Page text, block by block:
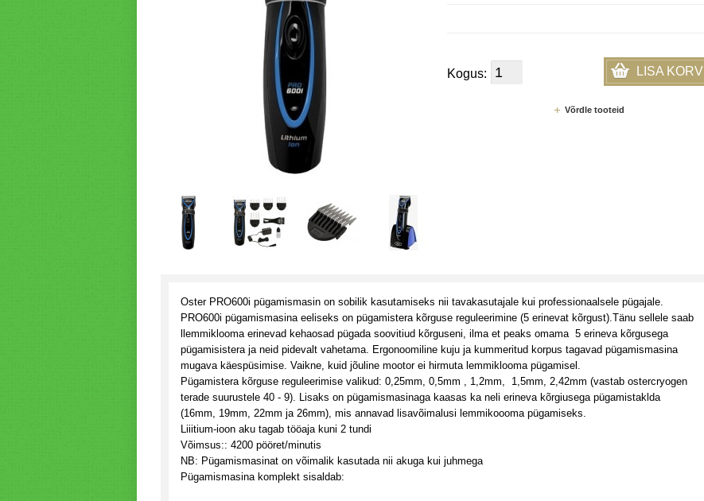
Kogus: LISA KORVI
Võrdle tooteid
Oster PRO600i pügamismasin on sobilik kasutamiseks nii tavakasutajale kui professionaalsele pügajale.
PRO600i pügamismasina eeliseks on pügamistera kõrguse reguleerimine (5 erinevat kõrgust).Tänu sellele saab
llemmiklooma erinevad kehaosad pügada soovitiud kõrguseni, ilma et peaks omama 5 erineva kõrgusega
pügamisistera ja neid pidevalt vahetama. Ergonoomiline kuju ja kummeritud korpus tagavad pügamismasina
mugava käespüsimise. Vaikne, kuid jõuline mootor ei hirmuta lemmiklooma pügamisel.
Pügamistera kõrguse reguleerimise valikud: 0,25mm, 0,5mm , 1,2mm, 1,5mm, 2,42mm (vastab ostercryogen
terade suurustele 40 - 9). Lisaks on pügamismasinaga kaasas ka neli erineva kõrgiusega pügamistaklda
(16mm, 19mm, 22mm ja 26mm), mis annavad lisavõimalusi lemmikoooma pügamiseks.
Liiitium-ioon aku tagab tööaja kuni 2 tundi
Võimsus:: 4200 pööret/minutis
NB: Pügamismasinat on võimalik kasutada nii akuga kui juhmega
Pügamismasina komplekt sisaldab: